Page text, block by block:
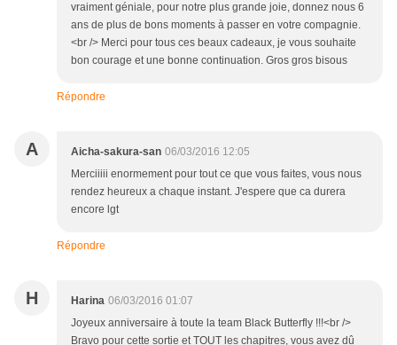
vraiment géniale, pour notre plus grande joie, donnez nous 6
ans de plus de bons moments à passer en votre compagnie.
<br /> Merci pour tous ces beaux cadeaux, je vous souhaite
bon courage et une bonne continuation. Gros gros bisous
Répondre
A Aicha-sakura-san 06/03/2016 12:05
Merciiiii enormement pour tout ce que vous faites, vous nous
rendez heureux a chaque instant. J'espere que ca durera
encore lgt
Répondre
H Harina 06/03/2016 01:07
Joyeux anniversaire à toute la team Black Butterfly !!!<br />
Bravo pour cette sortie et TOUT les chapitres, vous avez dû